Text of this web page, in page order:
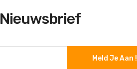
Nieuwsbrief
Meld Je Aan !